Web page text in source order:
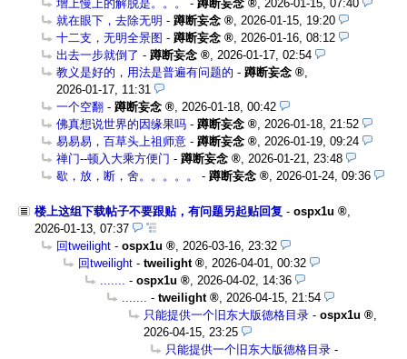
增上慢上的解脱是。。。
- 蹲断妄念 , 2026-01-15, 07:40
就在眼下，去除无明 - 蹲断妄念 , 2026-01-15, 19:20
十二支，无明全景图 - 蹲断妄念 , 2026-01-16, 08:12
出去一步就倒了 - 蹲断妄念 , 2026-01-17, 02:54
教义是好的，用法是普遍有问题的 - 蹲断妄念
,
2026-01-17, 11:31
一个空翻 - 蹲断妄念 , 2026-01-18, 00:42
佛真想说世界的因缘果吗 - 蹲断妄念 , 2026-01-18, 21:52
易易易，百草头上祖师意 - 蹲断妄念 , 2026-01-19, 09:24
禅门--顿入大乘方便门 - 蹲断妄念 , 2026-01-21, 23:48
歇，放，断，舍。。。。。
- 蹲断妄念 , 2026-01-24, 09:36
楼上这组下载帖子不要跟贴，有问题另起贴回复 - ospx1u
,
2026-01-13, 07:37
回tweilight - ospx1u , 2026-03-16, 23:32
回tweilight - tweilight , 2026-04-01, 00:32
....... - ospx1u , 2026-04-02, 14:36
....... - tweilight , 2026-04-15, 21:54
只能提供一个旧东大版德格目录 - ospx1u
,
2026-04-15, 23:25
只能提供一个旧东大版德格目录 -